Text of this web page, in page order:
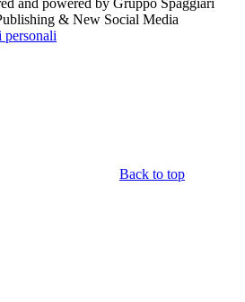
& New Social Media
personali
Back to top